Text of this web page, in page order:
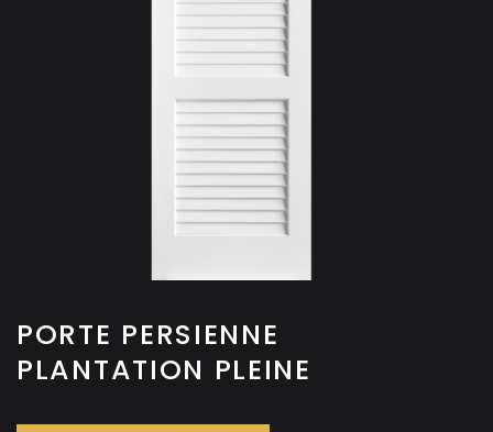
PORTE PERSIENNE
PLANTATION PLEINE